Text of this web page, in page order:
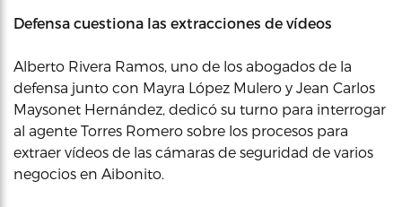
Defensa cuestiona las extracciones de vídeos
Alberto Rivera Ramos, uno de los abogados de la
defensa junto con Mayra López Mulero y Jean Carlos
Maysonet Hernández, dedicó su turno para interrogar
al agente Torres Romero sobre los procesos para
extraer vídeos de las cámaras de seguridad de varios
negocios en Aibonito.